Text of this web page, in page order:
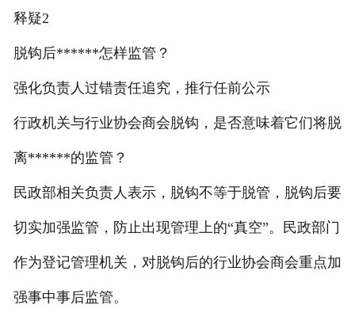
释疑2
脱钩后******怎样监管？
强化负责人过错责任追究，推行任前公示
行政机关与行业协会商会脱钩，是否意味着它们将脱
离******的监管？
民政部相关负责人表示，脱钩不等于脱管，脱钩后要
切实加强监管，防止出现管理上的“真空”。民政部门
作为登记管理机关，对脱钩后的行业协会商会重点加
强事中事后监管。